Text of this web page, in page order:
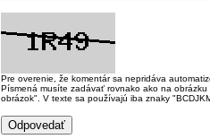
Pre overenie, že komentár sa nepridáva
Písmená musíte zadávať rovnako ako na
obrázok". V texte sa používajú iba znaky